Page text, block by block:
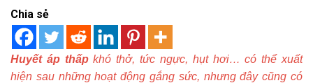
Chia sẻ
Huyết áp thấpkhó thở, tức ngực, hụt hơi… có thể xuất
hiện sau những hoạt động gắng sức, nhưng đây cũng có